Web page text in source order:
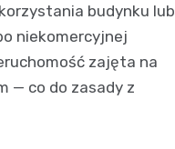
budynku lub
niekomercyjnej
zajęta na
— co do zasady z